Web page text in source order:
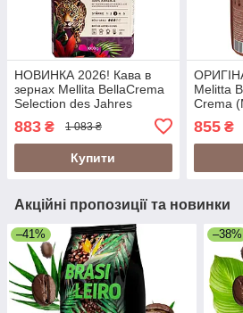
НОВИНКА 2026! Кава в
зернах Mellita BellaCrema
Selection des Jahres
Arabica з нотками темного
шоколаду і вишні
883 ₴ 1 083 ₴
Купити
Melitta
Crema
855₴
Акційні пропозиції та новинки
–41% –38%